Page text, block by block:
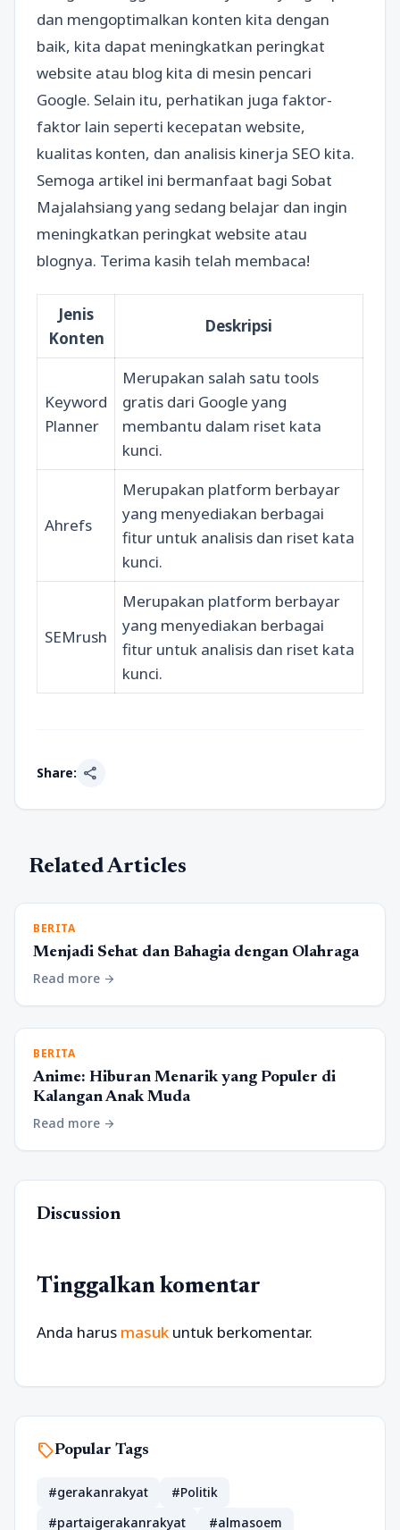
dan mengoptimalkan konten kita dengan
baik, kita dapat meningkatkan peringkat
website atau blog kita di mesin pencari
Google. Selain itu, perhatikan juga faktor-
faktor lain seperti kecepatan website,
kualitas konten, dan analisis kinerja SEO kita.
Semoga artikel ini bermanfaat bagi Sobat
Majalahsiang yang sedang belajar dan ingin
meningkatkan peringkat website atau
blognya. Terima kasih telah membaca!
Jenis
Konten
Deskripsi
Keyword
Planner
Merupakan salah satu tools
gratis dari Google yang
membantu dalam riset kata
kunci.
Ahrefs
Merupakan platform berbayar
yang menyediakan berbagai
fitur untuk analisis dan riset kata
kunci.
SEMrush
Merupakan platform berbayar
yang menyediakan berbagai
fitur untuk analisis dan riset kata
kunci.
Share: share
Related Articles
BERITA
Menjadi Sehat dan Bahagia dengan Olahraga
Read more arrow_forward
BERITA
Anime: Hiburan Menarik yang Populer di
Kalangan Anak Muda
Read more arrow_forward
Discussion
Tinggalkan komentar
Anda harus masuk untuk berkomentar.
sellPopular Tags
#gerakanrakyat
#Politik
#partaigerakanrakyat
#almasoem